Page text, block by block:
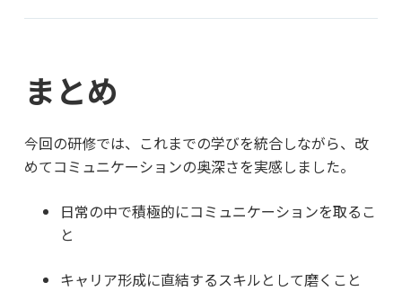
まとめ
今回の研修では、これまでの学びを統合しながら、改
めてコミュニケーションの奥深さを実感しました。
日常の中で積極的にコミュニケーションを取るこ
と
キャリア形成に直結するスキルとして磨くこと